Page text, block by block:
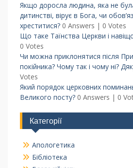
Якщо доросла людина, яка не
дитинстві, вірує в Бога, чи
хреститися? 0 Answers | 0 Votes
Що таке Таїнства Церкви і
0 Votes
Чи можна приклонятися після
покійника? Чому так і чому ні?
Votes
Який порядок церковних
Великого посту? 0 Answers | 0
Категорії
Апологетика
Бібліотека